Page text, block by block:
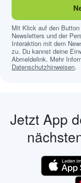
Mit Klick auf den
Newsletters und der
Interaktion mit dem
zu. Du kannst deine
Abmeldelink. Mehr
Datenschutzhinweisen.
Jetzt App